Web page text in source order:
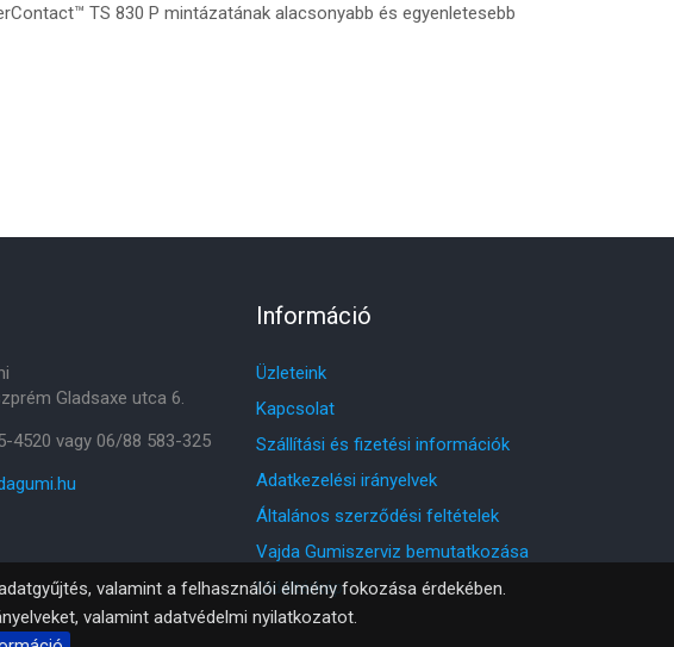
TS 830 P mintázatának alacsonyabb és egyenletesebb
Gladsaxe utca 6.
4520 vagy 06/88 583-325
Információ
Üzleteink
Kapcsolat
Szállítási és fizetési információk
Adatkezelési irányelvek
Általános szerződési feltételek
Vajda Gumiszerviz bemutatkozása
Oldaltérkép
valamint a felhasználói élmény fokozása érdekében.
valamint adatvédelmi nyilatkozatot.